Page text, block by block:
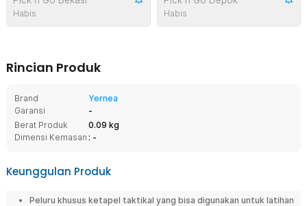
Habis Habis
Rincian Produk
Brand
Yernea
Garansi
-
Berat Produk
0.09 kg
Dimensi Kemasan : -
Keunggulan Produk
Peluru khusus ketapel taktikal yang bisa digunakan untuk latihan